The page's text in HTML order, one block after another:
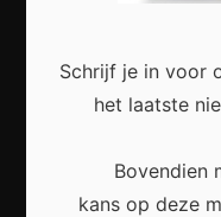
Slimme
Meer
Schrijf je in voor
het laatste
Bovendien
kans op deze